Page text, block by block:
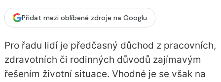
Přidat mezi oblíbené zdroje na Googlu
Pro řadu lidí je předčasný důchod z pracovních,
zdravotních či rodinných důvodů zajímavým
řešením životní situace. Vhodné je se však na